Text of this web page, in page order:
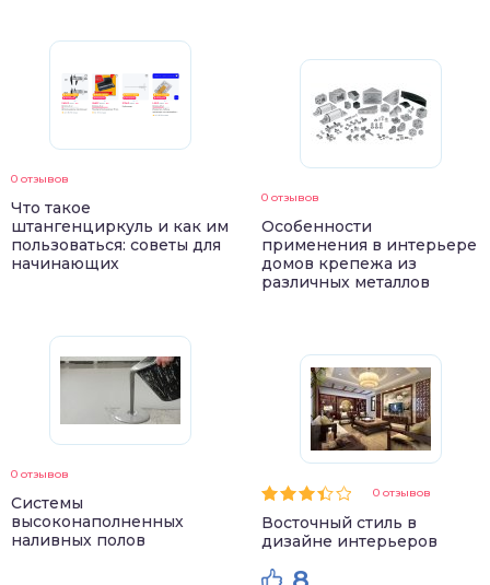
0 отзывов
Что такое
штангенциркуль и как им
пользоваться: советы для
начинающих
0 отзывов
Системы
высоконаполненных
наливных полов
0 отзывов
Особенности
применения в интерьере
домов крепежа из
различных металлов
0 отзывов
Восточный стиль в
дизайне интерьеров